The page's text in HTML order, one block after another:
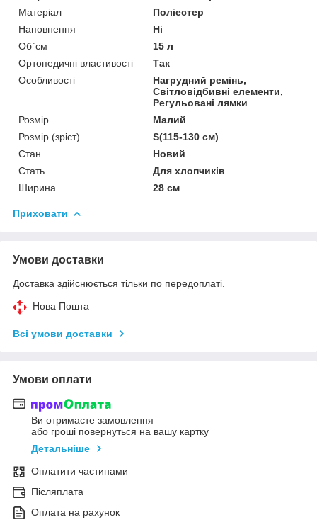
Матеріал
Поліестер
Наповнення
Ні
Об`єм
15 л
Ортопедичні властивості
Так
Особливості
Нагрудний ремінь,
Світловідбивні елементи,
Регульовані лямки
Розмір
Малий
Розмір (зріст)
S(115-130 см)
Стан
Новий
Стать
Для хлопчиків
Ширина
28 см
Приховати
Умови доставки
Доставка здійснюється тільки по передоплаті.
Нова Пошта
Всі умови доставки
Умови оплати
Ви отримаєте замовлення
або гроші повернуться на вашу картку
Детальніше
Оплатити частинами
Післяплата
Оплата на рахунок